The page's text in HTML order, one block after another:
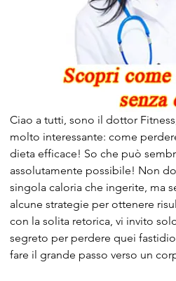
Ciao a tutti, sono il dottor
molto interessante: come
dieta efficace! So che può
assolutamente possibile! Non
singola caloria che ingerite, ma
alcune strategie per ottenere
con la solita retorica, vi invito
segreto per perdere quei
fare il grande passo verso un